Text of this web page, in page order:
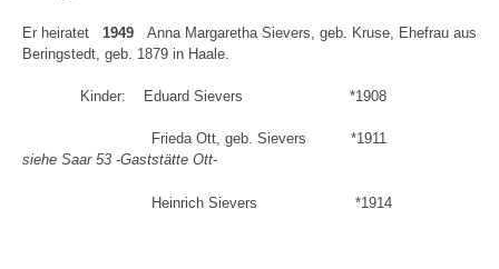
Er heiratet 1949
Anna Margaretha Sievers, geb. Kruse, Ehefrau aus
Beringstedt, geb. 1879 in Haale.
Kinder: Eduard Sievers *1908
Frieda Ott, geb. Sievers *1911
siehe Saar 53 -Gaststätte Ott-
Heinrich Sievers *1914